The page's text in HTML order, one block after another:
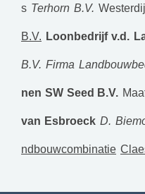
s Terhorn B.V.
B.V. Loonbedrijf v.d.
B.V. Firma
nen SW Seed B.V.
van Esbroeck D.
ndbouwcombinatie